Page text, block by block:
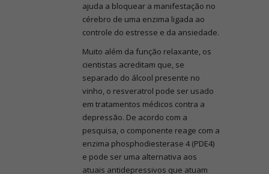
ajuda a bloquear a manifestação no
cérebro de uma enzima ligada ao
controle do estresse e da ansiedade.
Muito além da função relaxante, os
cientistas acreditam que, se
separado do álcool presente no
vinho, o resveratrol pode ser usado
em tratamentos médicos contra a
depressão. De acordo com a
pesquisa, o componente reage com a
enzima phosphodiesterase 4 (PDE4)
e pode ser uma alternativa aos
atuais antidepressivos que atuam